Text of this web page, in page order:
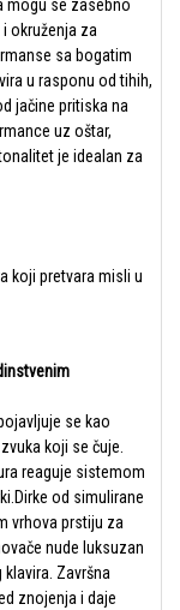
mogu se zasebno
okruženja za
sa bogatim
u rasponu od tihih,
jačine pritiska na
uz oštar,
je idealan za
koji pretvara misli u
se kao
koji se čuje.
reaguje sistemom
od simulirane
vrhova prstiju za
nude luksuzan
Završna
znojenja i daje